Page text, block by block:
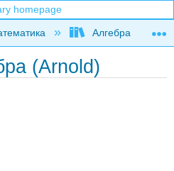
hierarchyАлгебра
(Arnold)